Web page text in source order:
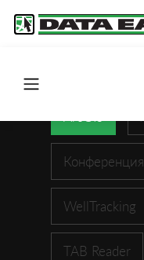
Конференция
WellTracking
TAB Reader